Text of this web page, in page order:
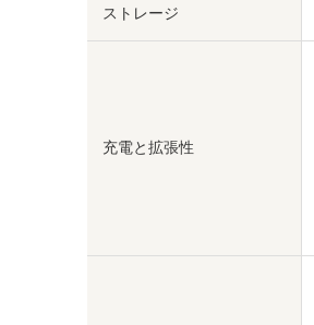
ストレージ
充電と拡張性